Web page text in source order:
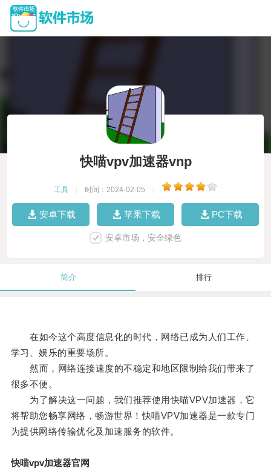
快喵vpv加速器vnp
工具 时间：2024-02-05
安卓下载 苹果下载 PC下载
安卓市场，安全绿色
简介 排行
在如今这个高度信息化的时代，网络已成为人们工作、
学习、娱乐的重要场所。
然而，网络连接速度的不稳定和地区限制给我们带来了
很多不便。
为了解决这一问题，我们推荐使用快喵VPV加速器，它
将帮助您畅享网络，畅游世界！快喵VPV加速器是一款专门
为提供网络传输优化及加速服务的软件。
快喵vpv加速器官网